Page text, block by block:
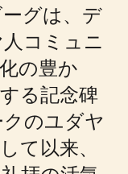
グは、デ
コミュニ
の豊か
る記念碑
のユダヤ
て以来、